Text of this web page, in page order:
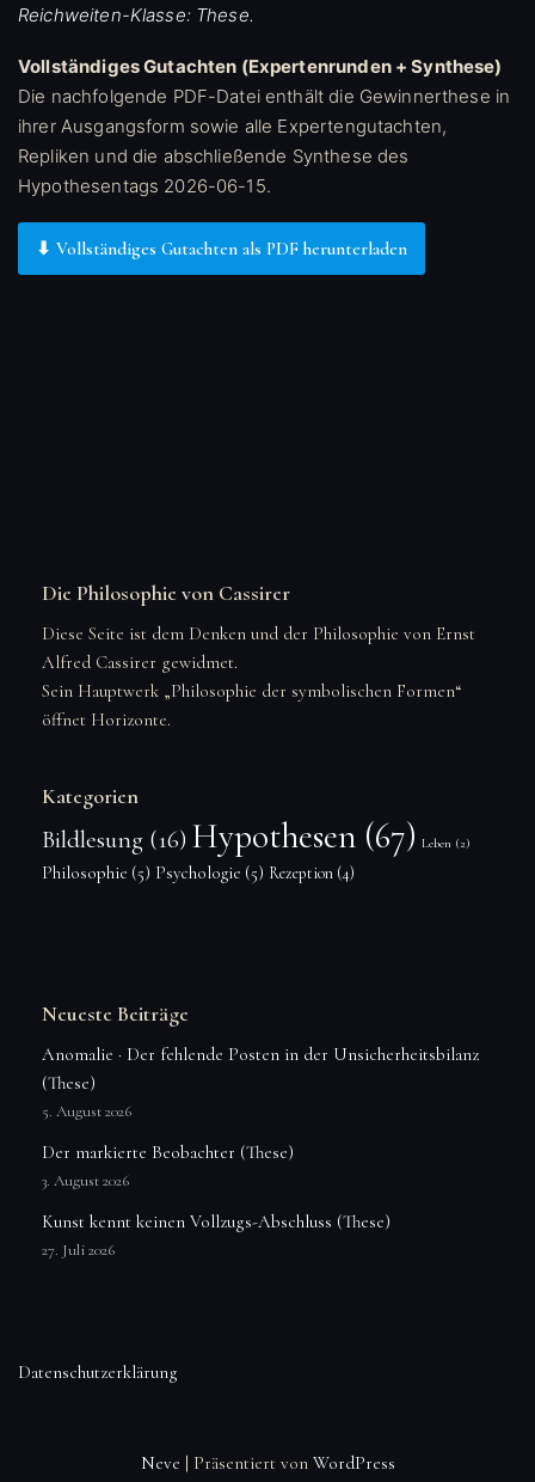
Reichweiten-Klasse: These.
Vollständiges Gutachten (Expertenrunden + Synthese)
Die nachfolgende PDF-Datei enthält die Gewinnerthese in
ihrer Ausgangsform sowie alle Expertengutachten,
Repliken und die abschließende Synthese des
Hypothesentags 2026-06-15.
⬇ Vollständiges Gutachten als PDF herunterladen
Die Philosophie von Cassirer
Diese Seite ist dem Denken und der Philosophie von Ernst
Alfred Cassirer gewidmet.
Sein Hauptwerk „Philosophie der symbolischen Formen“
öffnet Horizonte.
Kategorien
Bildlesung (16) Hypothesen (67) Leben (2)
Philosophie (5) Psychologie (5) Rezeption (4)
Neueste Beiträge
Anomalie · Der fehlende Posten in der Unsicherheitsbilanz
(These)
5. August 2026
Der markierte Beobachter (These)
3. August 2026
Kunst kennt keinen Vollzugs-Abschluss (These)
27. Juli 2026
Datenschutzerklärung
Neve | Präsentiert von WordPress